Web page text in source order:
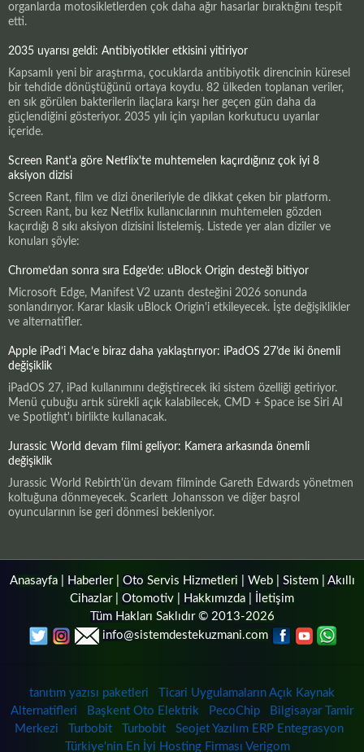
organlarda motosikletlerden çok daha ağır hasarlar bıraktığını tespit
etti.
2035 uyarısı geldi: Antibiyotikler etkisini yitiriyor
Kapsamlı yeni bir araştırma, çocuklarda antibiyotik direncinin küresel
bir tehdide dönüştüğünü ortaya koydu. 82 ülkeden toplanan veriler,
en sık görülen bakterilerin ilaçlara karşı her geçen gün daha da
güçlendiğini gösteriyor. 2035 yılı için yapılan korkutucu uyarılar
içeride.
Screen Rant'a göre Netflix'te muhtemelen kaçırdığınız çok iyi 8
aksiyon dizisi
Screen Rant, film ve dizi önerileriyle de dikkat çeken bir platform.
Screen Rant, bu kez Netflix kullanıcılarının muhtemelen gözden
kaçırdığı 8 sıkı aksiyon dizisini listelemiş. Listede yer alan diziler ve
konuları şöyle:
Chrome’dan sonra sıra Edge’de: uBlock Origin desteği bitiyor
Microsoft Edge, Manifest V2 uzantı desteğini 2026 sonunda
sonlandırıyor. Karar klasik uBlock Origin'i etkileyecek. İşte değişiklikler
ve alternatifler.
Apple iPad’i Mac’e biraz daha yaklaştırıyor: iPadOS 27’de iki önemli
değişiklik
iPadOS 27, iPad kullanımını değiştirecek iki sistem özelliği getiriyor.
Menü çubuğu artık sürekli açık kalabilecek, CMD + Space ise Siri AI
ve Spotlight'ı birlikte kullanacak.
Jurassic World devam filmi geliyor: Kamera arkasında önemli
değişiklik
Jurassic World Rebirth'ün devam filminde Gareth Edwards yönetmen
koltuğuna dönmeyecek. Scarlett Johansson ve diğer başrol
oyuncularının ise geri dönmesi bekleniyor.
Anasayfa| Haberler| Oto Servis Hizmetleri Web| Sistem| Akıllı
Cihazlar| Otomotiv Hakkımızda
İletişim
Tüm Hakları Saklıdır © 2013-2026
info@sistemdestekuzmani.com
tanıtım yazısı paketleri
Ticari Uygulamaların Açık Kaynak
Alternatifleri
Başkent Oto Elektrik PecoChip
Bilgisayar Tamir
Merkezi
Turbobit Turbobit
Seojet Yazılım ERP Entegrasyon
Türkiye'nin En İyi Hosting Firması Verigom